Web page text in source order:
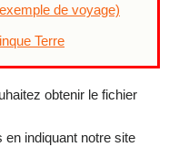
de voyage)
Terre
obtenir le fichier
indiquant notre site